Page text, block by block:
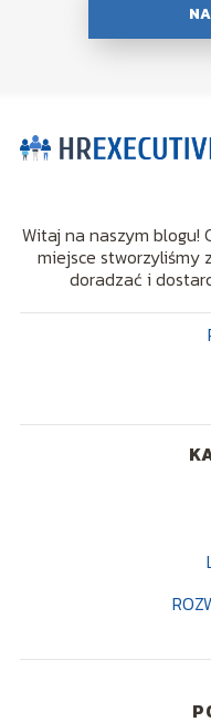
Witaj na naszym blogu!
miejsce stworzyliśmy
doradzać i